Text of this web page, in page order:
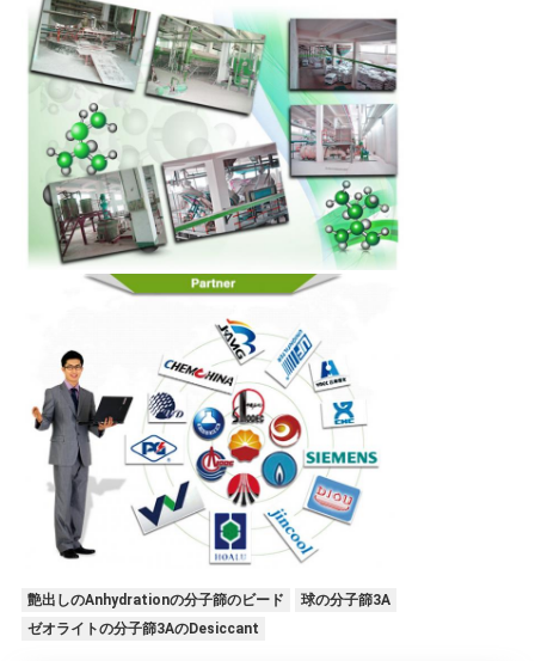
艶出しのAnhydrationの分子篩のビード
球の分子篩3A
ゼオライトの分子篩3AのDesiccant